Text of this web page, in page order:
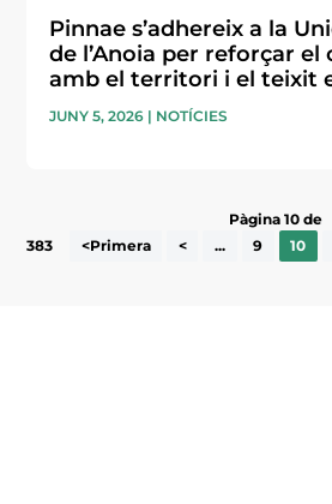
Pinnae s’adhereix a la
de l’Anoia per reforçar
amb el territori i el teixit
JUNY 5, 2026 | NOTÍCIES
Pàgina 10 de
383
<Primera < ... 9 10